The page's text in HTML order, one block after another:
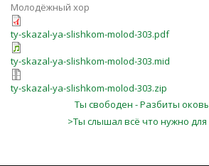
Молодёжный хор
ty-skazal-ya-slishkom-molod-303.pdf
ty-skazal-ya-slishkom-molod-303.mid
ty-skazal-ya-slishkom-molod-303.zip
Ты свободен - Разбиты
>Ты слышал всё что нужно для